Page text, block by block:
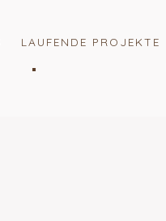
LAUFENDE PROJEKTE